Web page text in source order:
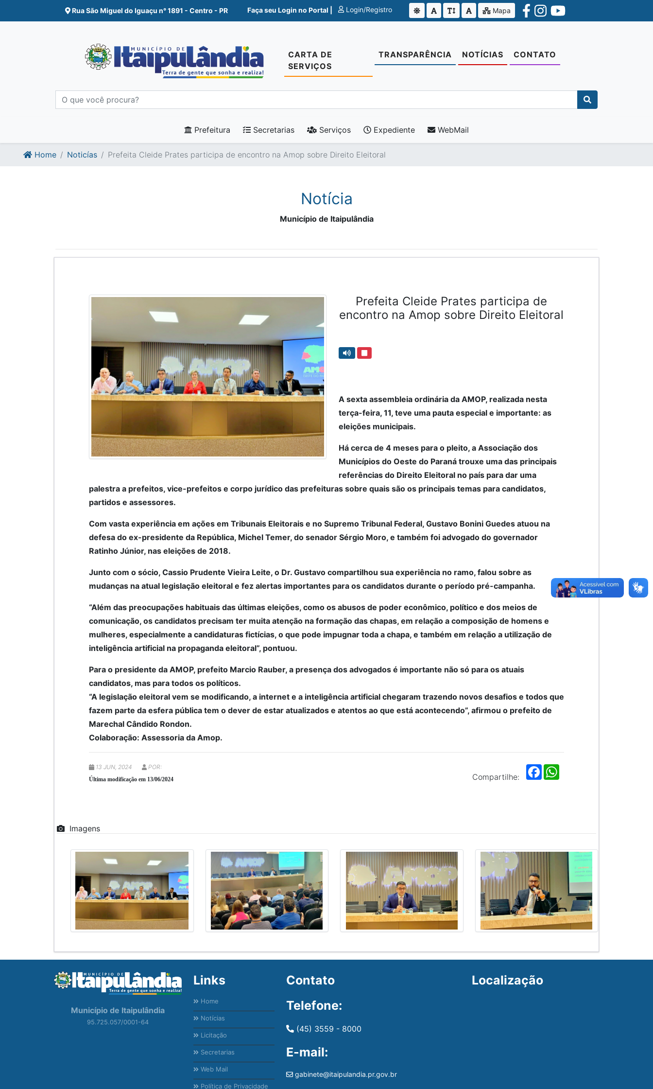
Ir para o conte�do
Ir para o fim do conte�do
Rua São Miguel do Iguaçu n° 1891 - Centro - PR Faça seu Login no Portal | Login/Registro Mapa
CARTA DE
SERVIÇOS
TRANSPARÊNCIA NOTÍCIAS CONTATO
Prefeitura Secretarias Serviços Expediente WebMail
Home Noticías Prefeita Cleide Prates participa de encontro na Amop sobre Direito Eleitoral
Notícia
Município de Itaipulândia
Prefeita Cleide Prates participa de
encontro na Amop sobre Direito Eleitoral
A sexta assembleia ordinária da AMOP, realizada nesta
terça-feira, 11, teve uma pauta especial e importante: as
eleições municipais.
Há cerca de 4 meses para o pleito, a Associação dos
Municípios do Oeste do Paraná trouxe uma das principais
referências do Direito Eleitoral no país para dar uma
palestra a prefeitos, vice-prefeitos e corpo jurídico das prefeituras sobre quais são os principais temas para candidatos,
partidos e assessores.
Com vasta experiência em ações em Tribunais Eleitorais e no Supremo Tribunal Federal, Gustavo Bonini Guedes atuou na
defesa do ex-presidente da República, Michel Temer, do senador Sérgio Moro, e também foi advogado do governador
Ratinho Júnior, nas eleições de 2018.
Junto com o sócio, Cassio Prudente Vieira Leite, o Dr. Gustavo compartilhou sua experiência no ramo, falou sobre as
mudanças na atual legislação eleitoral e fez alertas importantes para os candidatos durante o período pré-campanha.
“Além das preocupações habituais das últimas eleições, como os abusos de poder econômico, político e dos meios de
comunicação, os candidatos precisam ter muita atenção na formação das chapas, em relação a composição de homens e
mulheres, especialmente a candidaturas fictícias, o que pode impugnar toda a chapa, e também em relação a utilização de
inteligência artificial na propaganda eleitoral”, pontuou.
Para o presidente da AMOP, prefeito Marcio Rauber, a presença dos advogados é importante não só para os atuais
candidatos, mas para todos os políticos.
“A legislação eleitoral vem se modificando, a internet e a inteligência artificial chegaram trazendo novos desafios e todos que
fazem parte da esfera pública tem o dever de estar atualizados e atentos ao que está acontecendo”, afirmou o prefeito de
Marechal Cândido Rondon.
Colaboração: Assessoria da Amop.
Compartilhe:
F
a
13 JUN, 2024 POR:
Última modificação em 13/06/2024
Imagens
Município de Itaipulândia
95.725.057/0001-64
Links
Home
Notícias
Licitação
Secretarias
Web Mail
Política de Privacidade
Contato
Telefone:
(45) 3559 - 8000
E-mail:
gabinete@itaipulandia.pr.gov.br
Localização